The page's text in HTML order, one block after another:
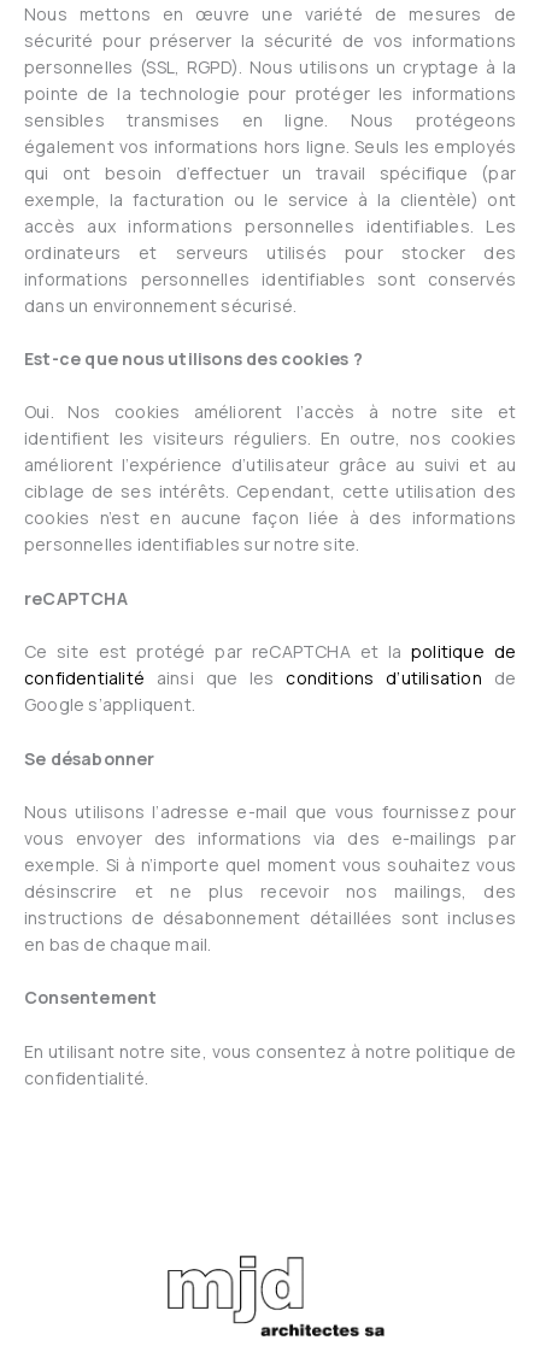
Nous mettons en œuvre une variété de mesures de
sécurité pour préserver la sécurité de vos informations
personnelles (SSL, RGPD). Nous utilisons un cryptage à la
pointe de la technologie pour protéger les informations
sensibles transmises en ligne. Nous protégeons
également vos informations hors ligne. Seuls les employés
qui ont besoin d’effectuer un travail spécifique (par
exemple, la facturation ou le service à la clientèle) ont
accès aux informations personnelles identifiables. Les
ordinateurs et serveurs utilisés pour stocker des
informations personnelles identifiables sont conservés
dans un environnement sécurisé.
Est-ce que nous utilisons des cookies ?
Oui. Nos cookies améliorent l’accès à notre site et
identifient les visiteurs réguliers. En outre, nos cookies
améliorent l’expérience d’utilisateur grâce au suivi et au
ciblage de ses intérêts. Cependant, cette utilisation des
cookies n’est en aucune façon liée à des informations
personnelles identifiables sur notre site.
reCAPTCHA
Ce site est protégé par reCAPTCHA et la politique de
confidentialité ainsi que lesconditions d’utilisation de
Google s’appliquent.
Se désabonner
Nous utilisons l’adresse e-mail que vous fournissez pour
vous envoyer des informations via des e-mailings par
exemple. Si à n’importe quel moment vous souhaitez vous
désinscrire et ne plus recevoir nos mailings, des
instructions de désabonnement détaillées sont incluses
en bas de chaque mail.
Consentement
En utilisant notre site, vous consentez à notre politique de
confidentialité.